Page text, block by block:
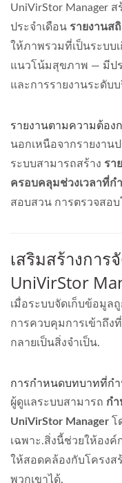
UniVirStor Manager
ประจำเดือน รายงานส
ให้ภาพรวมที่เป็นระบบ
แนวโน้มสุขภาพ — มีป
และการรายงานระดับ
รายงานตามความต้อง
นอกเหนือจากรายงาน
ระบบสามารถสร้าง รา
ครอบคลุมช่วงเวลาที่ก
สอบสวน การตรวจสอ
เสริมสร้างกา
UniVirStor
เมื่อระบบจัดเก็บข้อมูล
การควบคุมการเข้าถึง
กลายเป็นสิ่งจำเป็น.
การกำหนดบทบาทที่กำ
ผู้ดูแลระบบสามารถ ก
UniVirStor Manager โ
เฉพาะ.สิ่งนี้ช่วยให้อง
ให้สอดคล้องกับโครงส
พวกเขาได้.